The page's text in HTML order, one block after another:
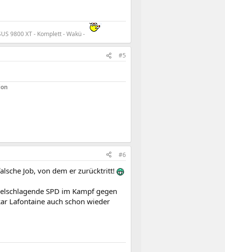
9800 XT - Komplett - Wakü -
#5
#6
Job, von dem er zurücktritt!
SPD im Kampf gegen
Lafontaine auch schon wieder